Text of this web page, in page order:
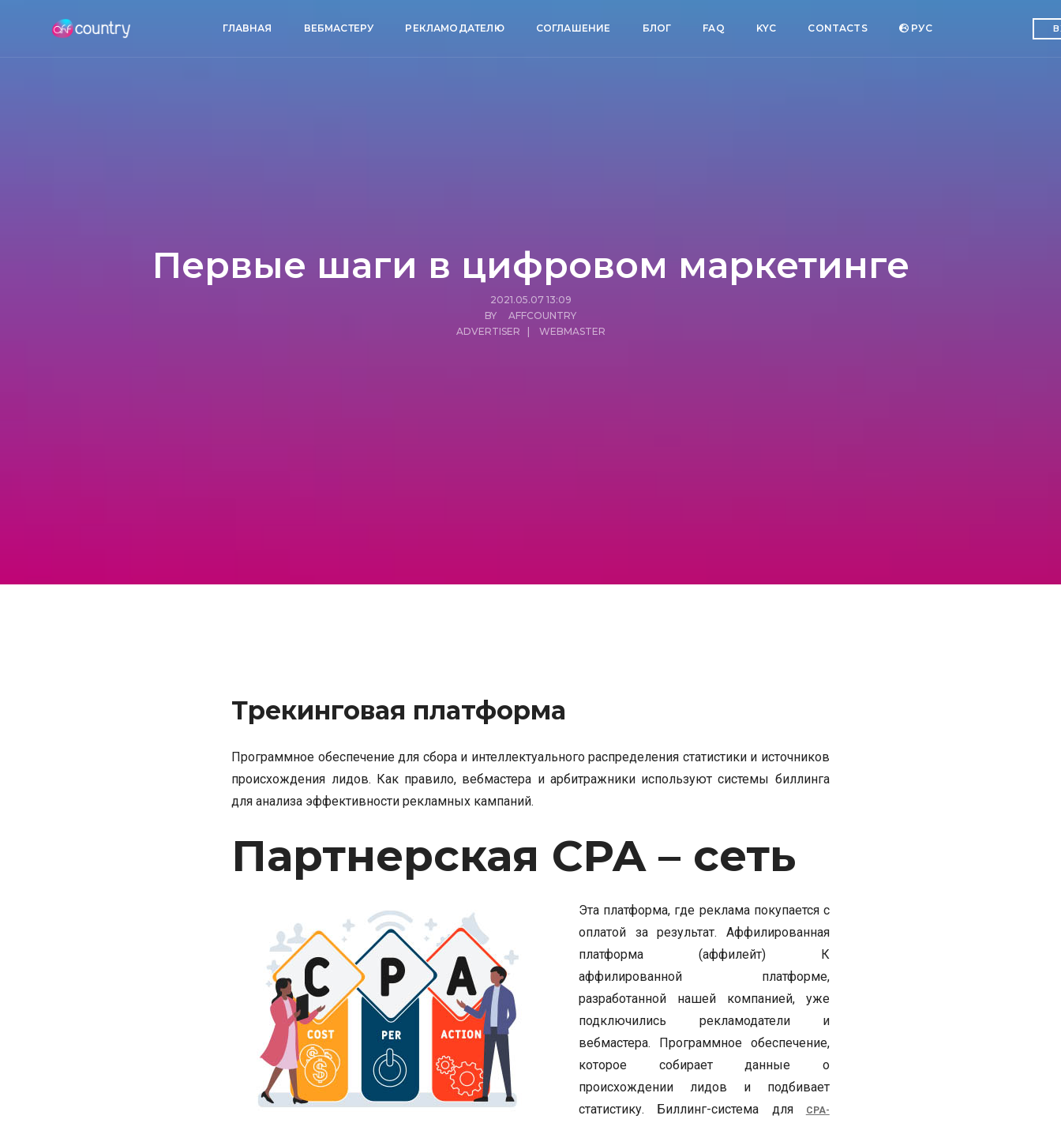
ГЛАВНАЯ ВЕБМАСТЕРУ РЕКЛАМОДАТЕЛЮ СОГЛАШЕНИЕ БЛОГ FAQ KYC CONTACTS РУC
Первые шаги в цифровом маркетинге
2021.05.07 13:09
BY AFFCOUNTRY
ADVERTISER | WEBMASTER
Трекинговая платформа
Программное обеспечение для сбора и интеллектуального распределения статистики и источников
происхождения лидов. Как правило, вебмастера и арбитражники используют системы биллинга
для анализа эффективности рекламных кампаний.
Партнерская CPA – сеть
Эта платформа, где реклама покупается с
оплатой за результат. Аффилированная
платформа (аффилейт) К
аффилированной платформе,
разработанной нашей компанией, уже
подключились рекламодатели и
вебмастера. Программное обеспечение,
которое собирает данные о
происхождении лидов и подбивает
статистику. Биллинг-система для
CPA-